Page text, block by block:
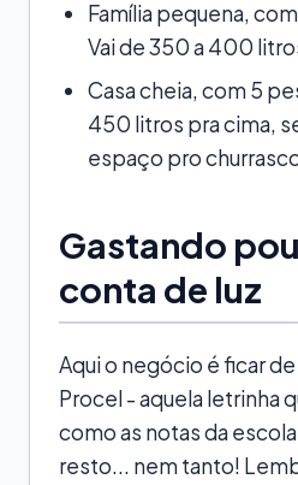
Família pequena,
Vai de 350 a 400
Casa cheia, com 5
450 litros pra cima,
espaço pro
Gastando
conta de luz
Aqui o negócio é ficar
Procel - aquela letrinha
como as notas da
resto... nem tanto!